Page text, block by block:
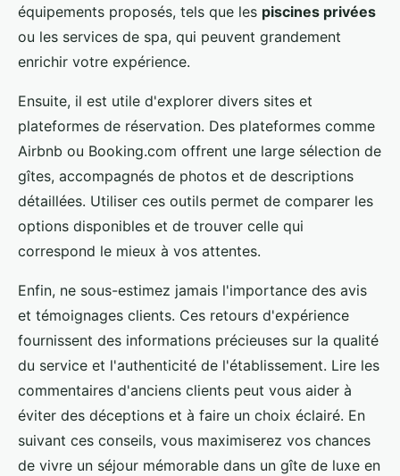
équipements proposés, tels que les piscines privées
ou les services de spa, qui peuvent grandement
enrichir votre expérience.
Ensuite, il est utile d'explorer divers sites et
plateformes de réservation. Des plateformes comme
Airbnb ou Booking.com offrent une large sélection de
gîtes, accompagnés de photos et de descriptions
détaillées. Utiliser ces outils permet de comparer les
options disponibles et de trouver celle qui
correspond le mieux à vos attentes.
Enfin, ne sous-estimez jamais l'importance des avis
et témoignages clients. Ces retours d'expérience
fournissent des informations précieuses sur la qualité
du service et l'authenticité de l'établissement. Lire les
commentaires d'anciens clients peut vous aider à
éviter des déceptions et à faire un choix éclairé. En
suivant ces conseils, vous maximiserez vos chances
de vivre un séjour mémorable dans un gîte de luxe en